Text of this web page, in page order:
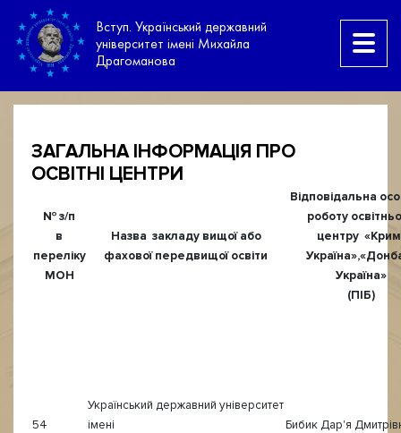
Вступ. Український державний
університет імені Михайла
Драгоманова
ЗАГАЛЬНА ІНФОРМАЦІЯ ПРО
ОСВІТНІ ЦЕНТРИ
№ з/п
в
переліку
МОН
Назва закладу вищої або
фахової передвищої освіти
Відповідальна
роботу
центру
Україна»
(ПІБ)
54
Український державний університет
імені
Бибик Дар'я